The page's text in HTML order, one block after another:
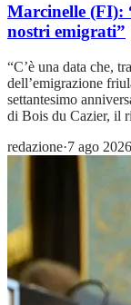
Marcinelle (FI):
nostri emigrati”
“C’è una data che,
dell’emigrazione
settantesimo
di Bois du Cazier, il
redazione·7 ago 2026